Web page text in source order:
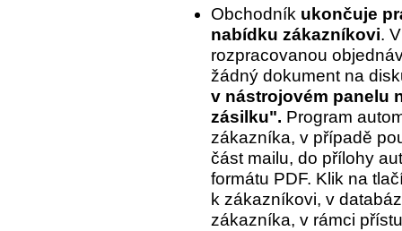
Obchodník ukončuje
nabídku zákazníkovi.
rozpracovanou
žádný dokument na
v nástrojovém panelu
zásilku". Program
zákazníka, v případě
část mailu, do přílohy
formátu PDF. Klik na
k zákazníkovi, v
zákazníka, v rámci